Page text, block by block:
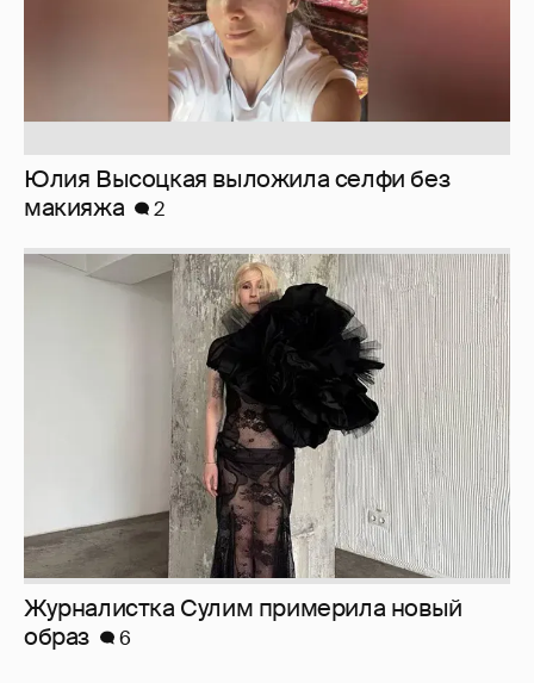
Юлия Высоцкая выложила селфи без
макияжа
2
Журналистка Сулим примерила новый
образ
6